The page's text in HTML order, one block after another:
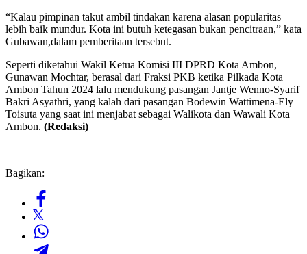
“Kalau pimpinan takut ambil tindakan karena alasan popularitas
lebih baik mundur. Kota ini butuh ketegasan bukan pencitraan,” kata
Gubawan,dalam pemberitaan tersebut.
Seperti diketahui Wakil Ketua Komisi III DPRD Kota Ambon,
Gunawan Mochtar, berasal dari Fraksi PKB ketika Pilkada Kota
Ambon Tahun 2024 lalu mendukung pasangan Jantje Wenno-Syarif
Bakri Asyathri, yang kalah dari pasangan Bodewin Wattimena-Ely
Toisuta yang saat ini menjabat sebagai Walikota dan Wawali Kota
Ambon. (Redaksi)
Bagikan: